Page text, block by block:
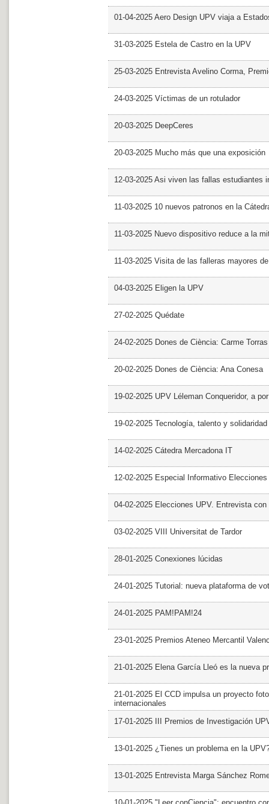
01-04-2025 Aero Design UPV viaja a
31-03-2025 Estela de Castro en la UPV
25-03-2025 Entrevista Avelino Corma,
24-03-2025 Víctimas de un rotulador
20-03-2025 DeepCeres
20-03-2025 Mucho más que una exposición
12-03-2025 Asi viven las fallas estudiantes
11-03-2025 10 nuevos patronos en la
11-03-2025 Nuevo dispositivo reduce a la
11-03-2025 Visita de las falleras mayores
04-03-2025 Eligen la UPV
27-02-2025 Quédate
24-02-2025 Dones de Ciència: Carme Torras
20-02-2025 Dones de Ciència: Ana Conesa
19-02-2025 UPV Léleman Conqueridor, a
19-02-2025 Tecnología, talento y
14-02-2025 Cátedra Mercadona IT
12-02-2025 Especial Informativo Elecciones
04-02-2025 Elecciones UPV. Entrevista con
03-02-2025 VIII Universitat de Tardor
28-01-2025 Conexiones lúcidas
24-01-2025 Tutorial: nueva plataforma de
24-01-2025 PAM!PAM!24
23-01-2025 Premios Ateneo Mercantil
21-01-2025 Elena García Lleó es la nueva
21-01-2025 El CCD impulsa un proyecto
internacionales
17-01-2025 III Premios de Investigación
13-01-2025 ¿Tienes un problema en la
13-01-2025 Entrevista Marga Sánchez